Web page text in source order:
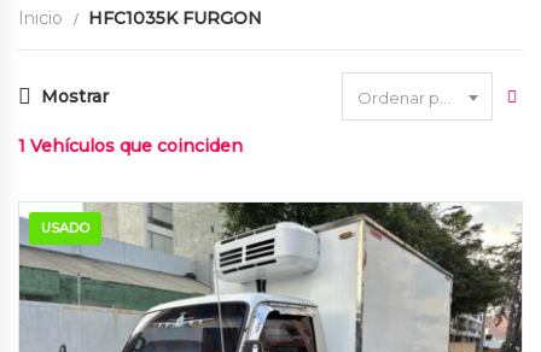
Inicio HFC1035K FURGON
Mostrar
1 Vehículos que coinciden
USADO